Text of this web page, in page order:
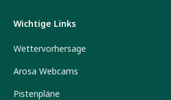
Wichtige Links
Wettervorhersage
Arosa Webcams
Pistenpläne